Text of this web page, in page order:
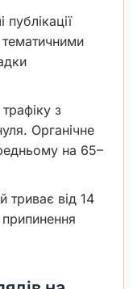
публікації
з
Органічне
на 65–
триває від 14